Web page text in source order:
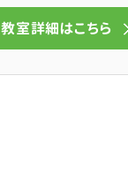
教室詳細はこちら